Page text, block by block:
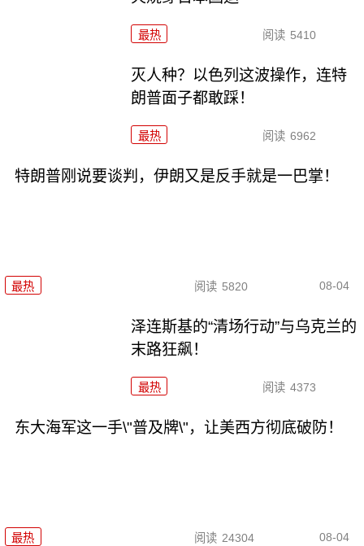
最热 阅读 5410
灭人种？以色列这波操作，连特
朗普面子都敢踩！
最热 阅读 6962
特朗普刚说要谈判，伊朗又是反手就是一巴掌！
最热 阅读 5820 08-04
泽连斯基的“清场行动”与乌克兰的
末路狂飙！
最热 阅读 4373
东大海军这一手\"普及牌\"，让美西方彻底破防！
最热 阅读 24304 08-04